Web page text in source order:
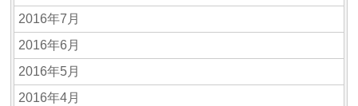
2016年7月
2016年6月
2016年5月
2016年4月